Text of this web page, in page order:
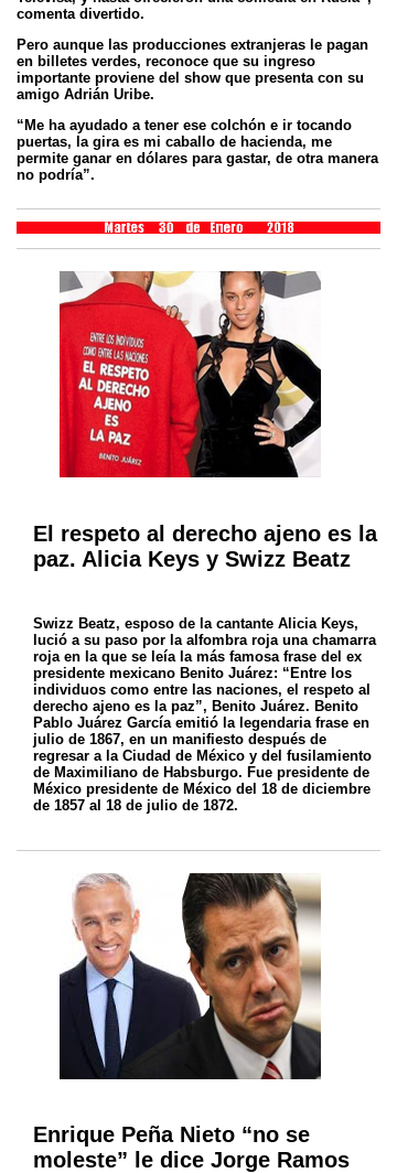
comenta divertido.
Pero aunque las producciones extranjeras le pagan
en billetes verdes, reconoce que su ingreso
importante proviene del show que presenta con su
amigo Adrián Uribe.
“Me ha ayudado a tener ese colchón e ir tocando
puertas, la gira es mi caballo de hacienda, me
permite ganar en dólares para gastar, de otra manera
no podría”.
El respeto al derecho ajeno es la
paz. Alicia Keys y Swizz Beatz
Swizz Beatz, esposo de la cantante Alicia Keys,
lució a su paso por la alfombra roja una chamarra
roja en la que se leía la más famosa frase del ex
presidente mexicano Benito Juárez: “Entre los
individuos como entre las naciones, el respeto al
derecho ajeno es la paz”, Benito Juárez. Benito
Pablo Juárez García emitió la legendaria frase en
julio de 1867, en un manifiesto después de
regresar a la Ciudad de México y del fusilamiento
de Maximiliano de Habsburgo. Fue presidente de
México presidente de México del 18 de diciembre
de 1857 al 18 de julio de 1872.
Enrique Peña Nieto “no se
moleste” le dice Jorge Ramos